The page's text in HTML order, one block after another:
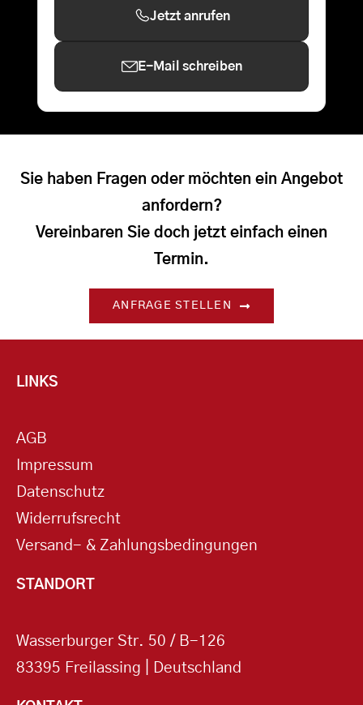
Jetzt anrufen
E-Mail schreiben
Sie haben Fragen oder möchten ein Angebot
anfordern?
Vereinbaren Sie doch jetzt einfach einen
Termin.
ANFRAGE STELLEN
LINKS
AGB
Impressum
Datenschutz
Widerrufsrecht
Versand- & Zahlungsbedingungen
STANDORT
Wasserburger Str. 50 / B-126
83395 Freilassing | Deutschland